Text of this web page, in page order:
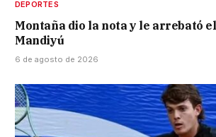
DEPORTES
Montaña dio la nota y le arrebató
Mandiyú
6 de agosto de 2026